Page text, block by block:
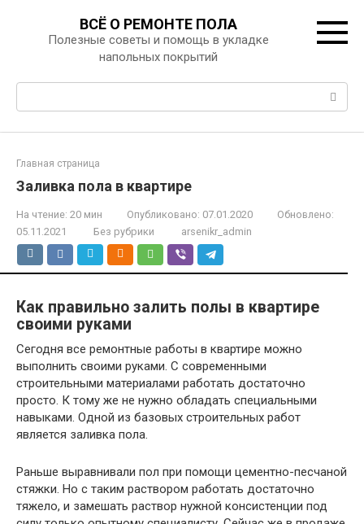
ВСЁ О РЕМОНТЕ ПОЛА
Полезные советы и помощь в укладке
напольных покрытий
Поиск:
Главная страница
Заливка пола в квартире
На чтение: 20 мин Опубликовано: 07.01.2020
Обновлено:
05.11.2021
Без рубрики arsenikr_admin
Как правильно залить полы в квартире
своими руками
Сегодня все ремонтные работы в квартире можно
выполнить своими руками. С современными
строительными материалами работать достаточно
просто. К тому же не нужно обладать специальными
навыками. Одной из базовых строительных работ
является заливка пола.
Раньше выравнивали пол при помощи цементно-песчаной
стяжки. Но с таким раствором работать достаточно
тяжело, и замешать раствор нужной консистенции под